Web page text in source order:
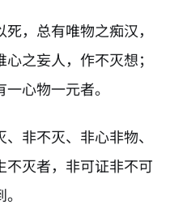
，总有唯物之痴汉，
之妄人，作不灭想；
心物一元者。
非不灭、非心非物、
不灭者，非可证非不可